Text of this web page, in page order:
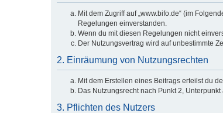
Mit dem Zugriff auf „www.bifo.de“ (im
Regelungen einverstanden.
Wenn du mit diesen Regelungen nicht
Der Nutzungsvertrag wird auf unbestimmte
2. Einräumung von Nutzungsrechten
Mit dem Erstellen eines Beitrags erteilst du
Das Nutzungsrecht nach Punkt 2,
3. Pflichten des Nutzers